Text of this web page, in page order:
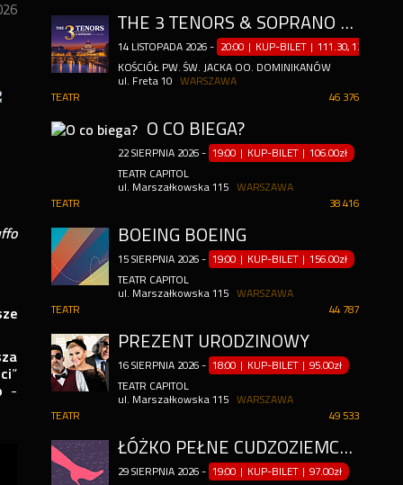
”
-
THE 3 TENORS & SOPRANO – WŁOSKA GALA OPEROWA PRZY ŚWIECACH
14 LISTOPADA 2026 - 20:00 | KUP-BILET |111.30, 132.50,
KOŚCIÓŁ PW. ŚW. JACKA OO. DOMINIKANÓW
ul. Freta 10
WARSZAWA
46 376
TEATR
O CO BIEGA?
22 SIERPNIA 2026 - 19:00 | KUP-BILET |106.00zł
TEATR CAPITOL
ul. Marszałkowska 115
WARSZAWA
38 416
TEATR
BOEING BOEING
15 SIERPNIA 2026 - 19:00 | KUP-BILET |156.00zł
TEATR CAPITOL
ul. Marszałkowska 115
WARSZAWA
44 787
TEATR
PREZENT URODZINOWY
16 SIERPNIA 2026 - 18:00 | KUP-BILET |95.00zł
TEATR CAPITOL
ul. Marszałkowska 115
WARSZAWA
49 533
TEATR
ŁÓŻKO PEŁNE CUDZOZIEMCÓW
29 SIERPNIA 2026 - 19:00 | KUP-BILET |97.00zł